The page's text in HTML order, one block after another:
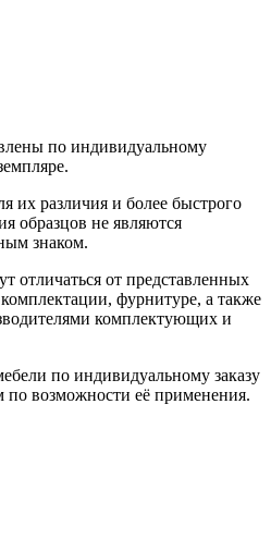
по индивидуальному
их различия и более быстрого
образцов не являются
знаком.
отличаться от представленных
фурнитуре, а также
комплектующих и
по индивидуальному заказу
по возможности её применения.